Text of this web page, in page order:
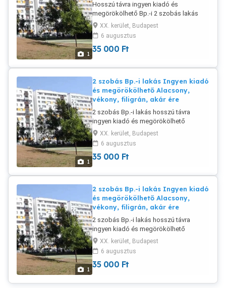
1
Hosszú távra ingyen kiadó és
megörökölhető Bp.-i 2 szobás lakás
Alacsony, vékon, filigrán, akár érettebb
Barátnőmnek. Budapesti, 58 éves,
180cm, 90kg, szívbeteg, átlagos
testalkatú, nemdohányzó, egyedülálló
XX. kerület, Budapest
6 augusztus
35 000 Ft
1
2 szobás Bp.-i lakás Ingyen kiadó
és megörökölhető Alacsony,
vékony, filigrán, akár ére
2 szobás Bp.-i lakás hosszú távra
ingyen kiadó és megörökölhető
Alacsony, vékony, filigrán, akár érettebb
Barátnőmnek. Budapesti, 58 éves,
180cm, 90kg, szívbeteg, átlagos
testalkatú, nemdohányzó, egyedülálló
XX. kerület, Budapest
6 augusztus
35 000 Ft
1
2 szobás Bp.-i lakás Ingyen kiadó
és megörökölhető Alacsony,
vékony, filigrán, akár ére
2 szobás Bp.-i lakás hosszú távra
ingyen kiadó és megörökölhető
Alacsony, vékony, filigrán, akár érettebb
Barátnőmnek. Budapesti, 58 éves,
180cm, 90kg, szívbeteg, átlagos
testalkatú, nemdohányzó, egyedülálló
XX. kerület, Budapest
6 augusztus
35 000 Ft